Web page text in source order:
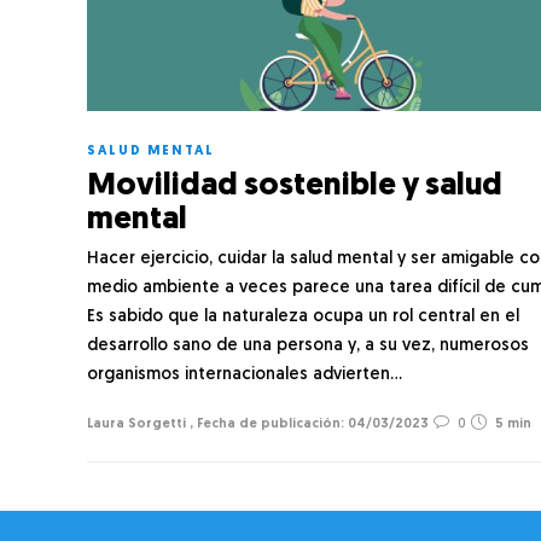
SALUD MENTAL
Movilidad sostenible y salud
mental
Hacer ejercicio, cuidar la salud mental y ser amigable
medio ambiente a veces parece una tarea difícil de
Es sabido que la naturaleza ocupa un rol central en el
desarrollo sano de una persona y, a su vez, numerosos
organismos internacionales advierten…
Laura Sorgetti , 04/03/2023 0 5 min